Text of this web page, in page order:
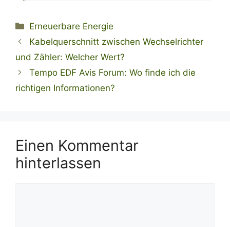
Kategorien
Erneuerbare Energie
Kabelquerschnitt zwischen Wechselrichter
und Zähler: Welcher Wert?
Tempo EDF Avis Forum: Wo finde ich die
richtigen Informationen?
Einen Kommentar
hinterlassen